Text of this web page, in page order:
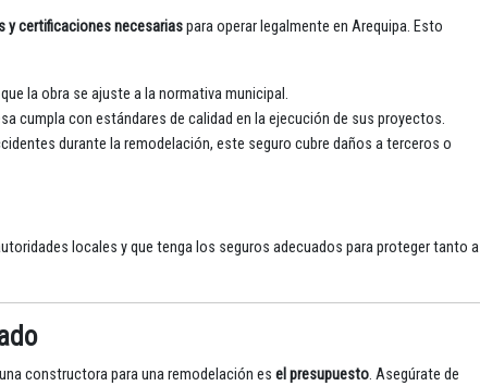
y certificaciones necesariaspara operar legalmente en Arequipa. Esto
la obra se ajuste a la normativa municipal.
cumpla con estándares de calidad en la ejecución de sus proyectos.
durante la remodelación, este seguro cubre daños a terceros o
locales y que tenga los seguros adecuados para proteger tanto a
constructora para una remodelación es el presupuesto. Asegúrate de